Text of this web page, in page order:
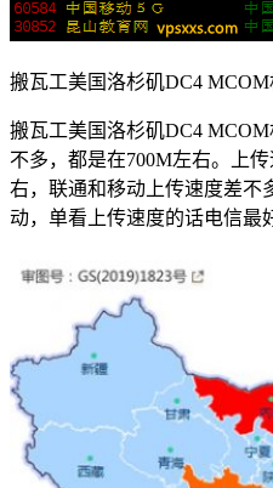
搬瓦工美国洛杉矶DC4
搬瓦工美国洛杉矶DC4
不多，都是在700M左右。上
右，联通和移动上传速度差不
动，单看上传速度的话电信最